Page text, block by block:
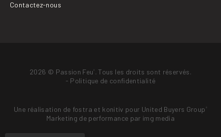
Contactez-nous
2026 © Passion Feu . Tous les droits sont réservés.
- Politique de confidentialité
Une réalisation de fostra et konitiv pour United Buyers Group
Marketing de performance par img media